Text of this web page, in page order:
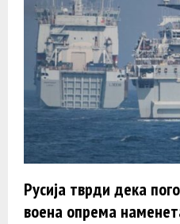
Русија тврди дека
воена опрема